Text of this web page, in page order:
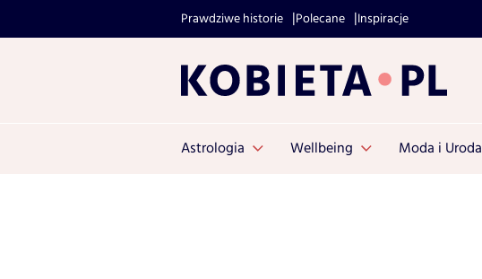
Prawdziwe historie Polecane Inspiracje
Astrologia Wellbeing Moda i Uroda